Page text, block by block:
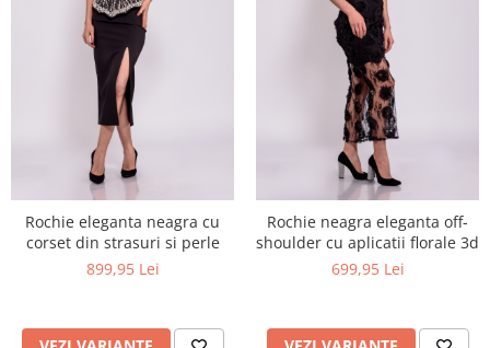
Rochie eleganta neagra cu
corset din strasuri si perle
899,95 Lei
Rochie neagra eleganta off-
shoulder cu aplicatii florale 3d
699,95 Lei